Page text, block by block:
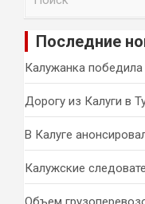
и
Последние
Калужанка
Дорогу из Калуги в
В Калуге
Калужские